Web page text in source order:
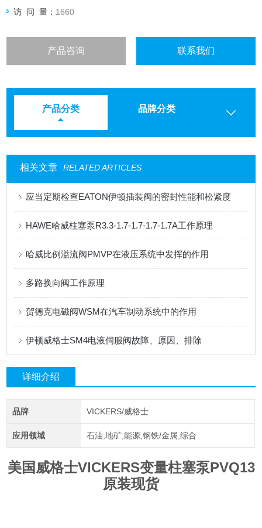
访 问 量： 1660
产品咨询 联系我们
产品分类 品牌分类
相关文章 RELATED ARTICLES
应当定期检查EATON伊顿插装阀的密封性能和松紧度
HAWE哈威柱塞泵R3.3-1.7-1.7-1.7-1.7A工作原理
哈威比例溢流阀PMVP在液压系统中发挥的作用
多路换向阀工作原理
贺德克电磁阀WSM在汽车制动系统中的作用
伊顿威格士SM4电液伺服阀故障、原因、排除
详细介绍
品牌 VICKERS/威格士
应用领域 石油,地矿,能源,钢铁/金属,综合
美国威格士VICKERS变量柱塞泵PVQ13
原装现货